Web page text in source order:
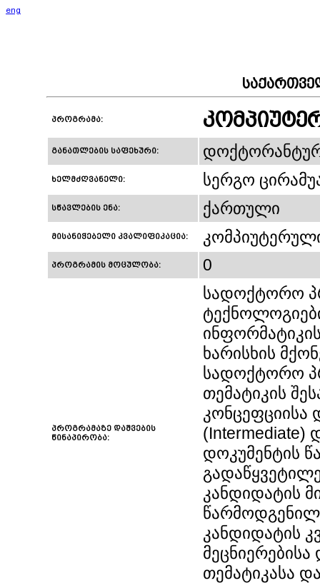
eng
პროგრამა:
განათლების საფეხური:
ხელმძღვანელი: სერგო
სწავლების ენა: ქართული
მისანიჭებელი კვალიფიკაცია:
პროგრამის მოცულობა: 0
პროგრამაზე დაშვების
წინაპირობა:
სადოქტორო
ხარისხის
სადოქტორო
თემატიკის
კონცეფციისა
დოკუმენტის
კანდიდატის
კანდიდატის
თემატიკასა